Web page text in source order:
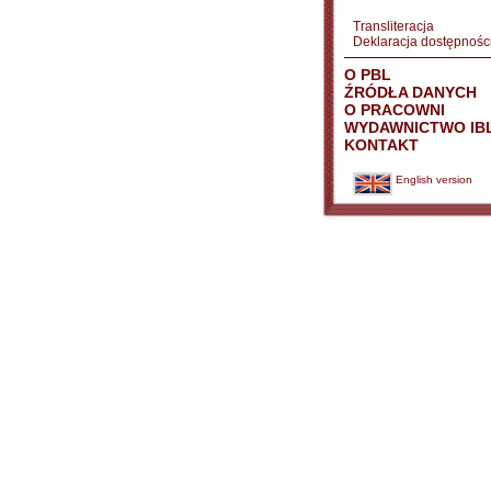
Transliteracja
Deklaracja
O PBL
ŹRÓDŁA DANYCH
O PRACOWNI
WYDAWNICTWO
KONTAKT
English version